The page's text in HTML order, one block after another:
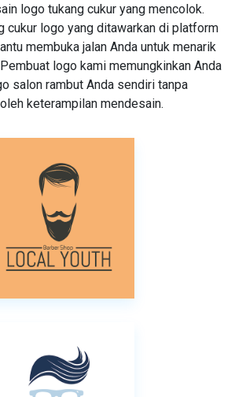
logo tukang cukur yang mencolok.
cukur logo yang ditawarkan di platform
membuka jalan Anda untuk menarik
logo kami memungkinkan Anda
salon rambut Anda sendiri tanpa
keterampilan mendesain.